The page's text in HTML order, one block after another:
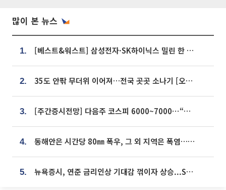
많이 본 뉴스
1. [베스트&워스트] 삼성전자·SK하이닉스 밀린 한 주…상상인증권은 85% 급등
2. 35도 안팎 무더위 이어져…전국 곳곳 소나기 [오늘 날씨]
3. [주간증시전망] 다음주 코스피 6000~7000⋯“外人 수급은 정책이 변수”
4. 동해안은 시간당 80㎜ 폭우, 그 외 지역은 폭염…‘극과 극 날씨’
5. 뉴욕증시, 연준 금리인상 기대감 꺾이자 상승...S&P500 사상 최고치 [종합]